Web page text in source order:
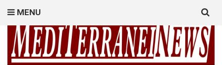
MENU
for: